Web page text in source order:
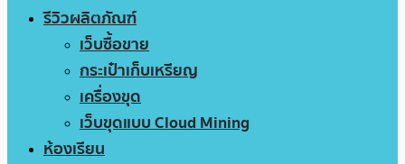
รีวิวผลิตภัณฑ์
เว็บซื้อขาย
กระเป๋าเก็บเหรียญ
เครื่องขุด
เว็บขุดแบบ Cloud Mining
ห้องเรียน